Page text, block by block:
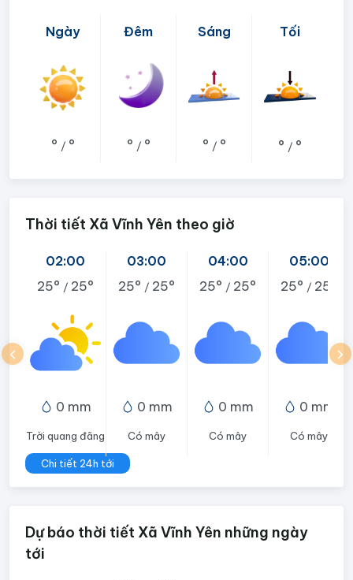
Ngày
° / °
Đêm
° / °
Sáng
° / °
Tối
° / °
Thời tiết Xã Vĩnh Yên theo giờ
02:00
25° / 25°
0 mm
Trời quang đãng
03:00
25° / 25°
0 mm
Có mây
04:00
25° / 25°
0 mm
Có mây
05:00
25° / 25°
0 mm
Có mây
Chi tiết 24h tới
Dự báo thời tiết Xã Vĩnh Yên những ngày
tới